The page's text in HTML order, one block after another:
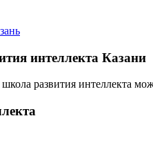
интеллекта Казани
школа развития интеллекта